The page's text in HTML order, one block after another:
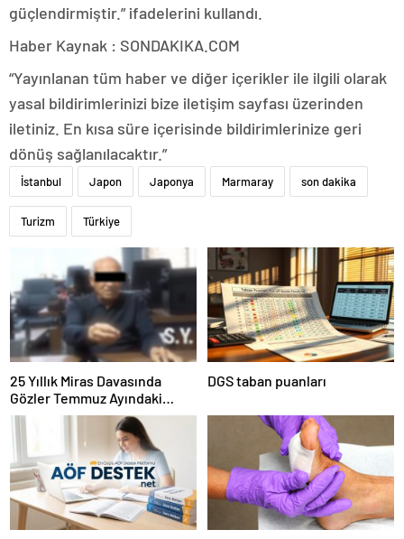
güçlendirmiştir.” ifadelerini kullandı.
Haber Kaynak : SONDAKIKA.COM
“Yayınlanan tüm haber ve diğer içerikler ile ilgili olarak
yasal bildirimlerinizi bize iletişim sayfası üzerinden
iletiniz. En kısa süre içerisinde bildirimlerinize geri
dönüş sağlanılacaktır.”
İstanbul Japon Japonya Marmaray son dakika
Turizm Türkiye
25 Yıllık Miras Davasında
Gözler Temmuz Ayındaki
Karar Duruşmasına Çevrildi
DGS taban puanları